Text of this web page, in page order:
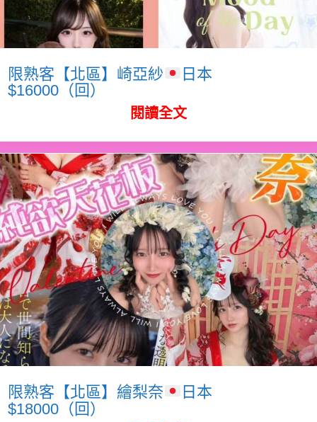
限熟客【北區】崎亞紗
日本
$16000（回）
閱讀全文
限熟客【北區】繪梨奈
日本
$18000（回）